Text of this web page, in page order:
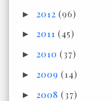
► 2012(96)
► 2011(45)
► 2010(37)
► 2009(14)
► 2008(37)